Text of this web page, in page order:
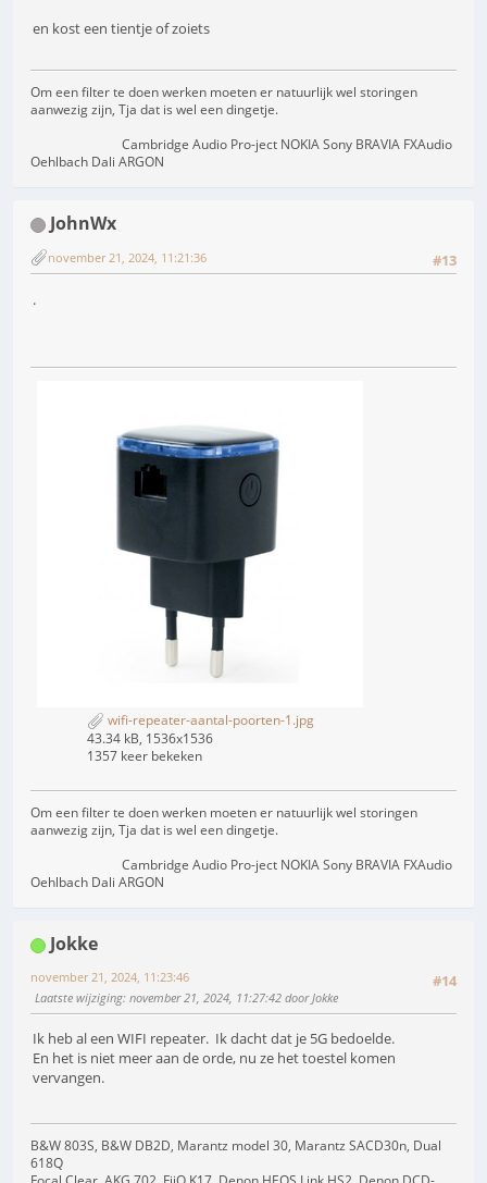
en kost een tientje of zoiets
Om een filter te doen werken moeten er natuurlijk wel storingen
aanwezig zijn, Tja dat is wel een dingetje.
Cambridge Audio Pro-ject NOKIA Sony BRAVIA FXAudio
Oehlbach Dali ARGON
JohnWx
#13
november 21, 2024, 11:21:36
.
wifi-repeater-aantal-poorten-1.jpg
43.34 kB, 1536x1536
1357 keer bekeken
Om een filter te doen werken moeten er natuurlijk wel storingen
aanwezig zijn, Tja dat is wel een dingetje.
Cambridge Audio Pro-ject NOKIA Sony BRAVIA FXAudio
Oehlbach Dali ARGON
Jokke
#14
november 21, 2024, 11:23:46
Laatste wijziging: november 21, 2024, 11:27:42 door Jokke
Ik heb al een WIFI repeater. Ik dacht dat je 5G bedoelde.
En het is niet meer aan de orde, nu ze het toestel komen
vervangen.
B&W 803S, B&W DB2D, Marantz model 30, Marantz SACD30n, Dual
618Q